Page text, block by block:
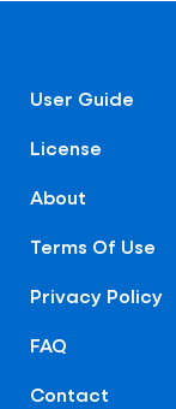
User Guide
License
About
Terms Of Use
Privacy Policy
FAQ
Contact